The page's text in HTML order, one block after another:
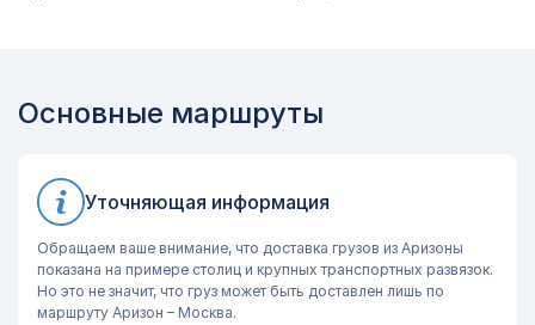
Основные маршруты
Уточняющая информация
Обращаем ваше внимание, что доставка грузов из Аризоны
показана на примере столиц и крупных транспортных развязок.
Но это не значит, что груз может быть доставлен лишь по
маршруту Аризон – Москва.